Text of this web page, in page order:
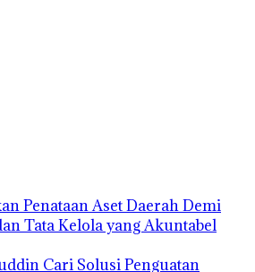
Penataan Aset Daerah Demi
Tata Kelola yang Akuntabel
Cari Solusi Penguatan